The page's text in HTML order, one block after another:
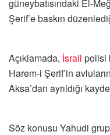
güneybatısındaki El-
Şerif’e baskın
Açıklamada, İsrail polisi
Harem-i Şerif’in
Aksa’dan ayrıldığı
Söz konusu Yahudi